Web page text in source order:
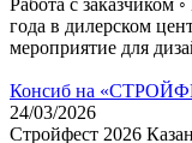
года в дилерском
мероприятие для
Консиб на
24/03/2026
Стройфест 2026